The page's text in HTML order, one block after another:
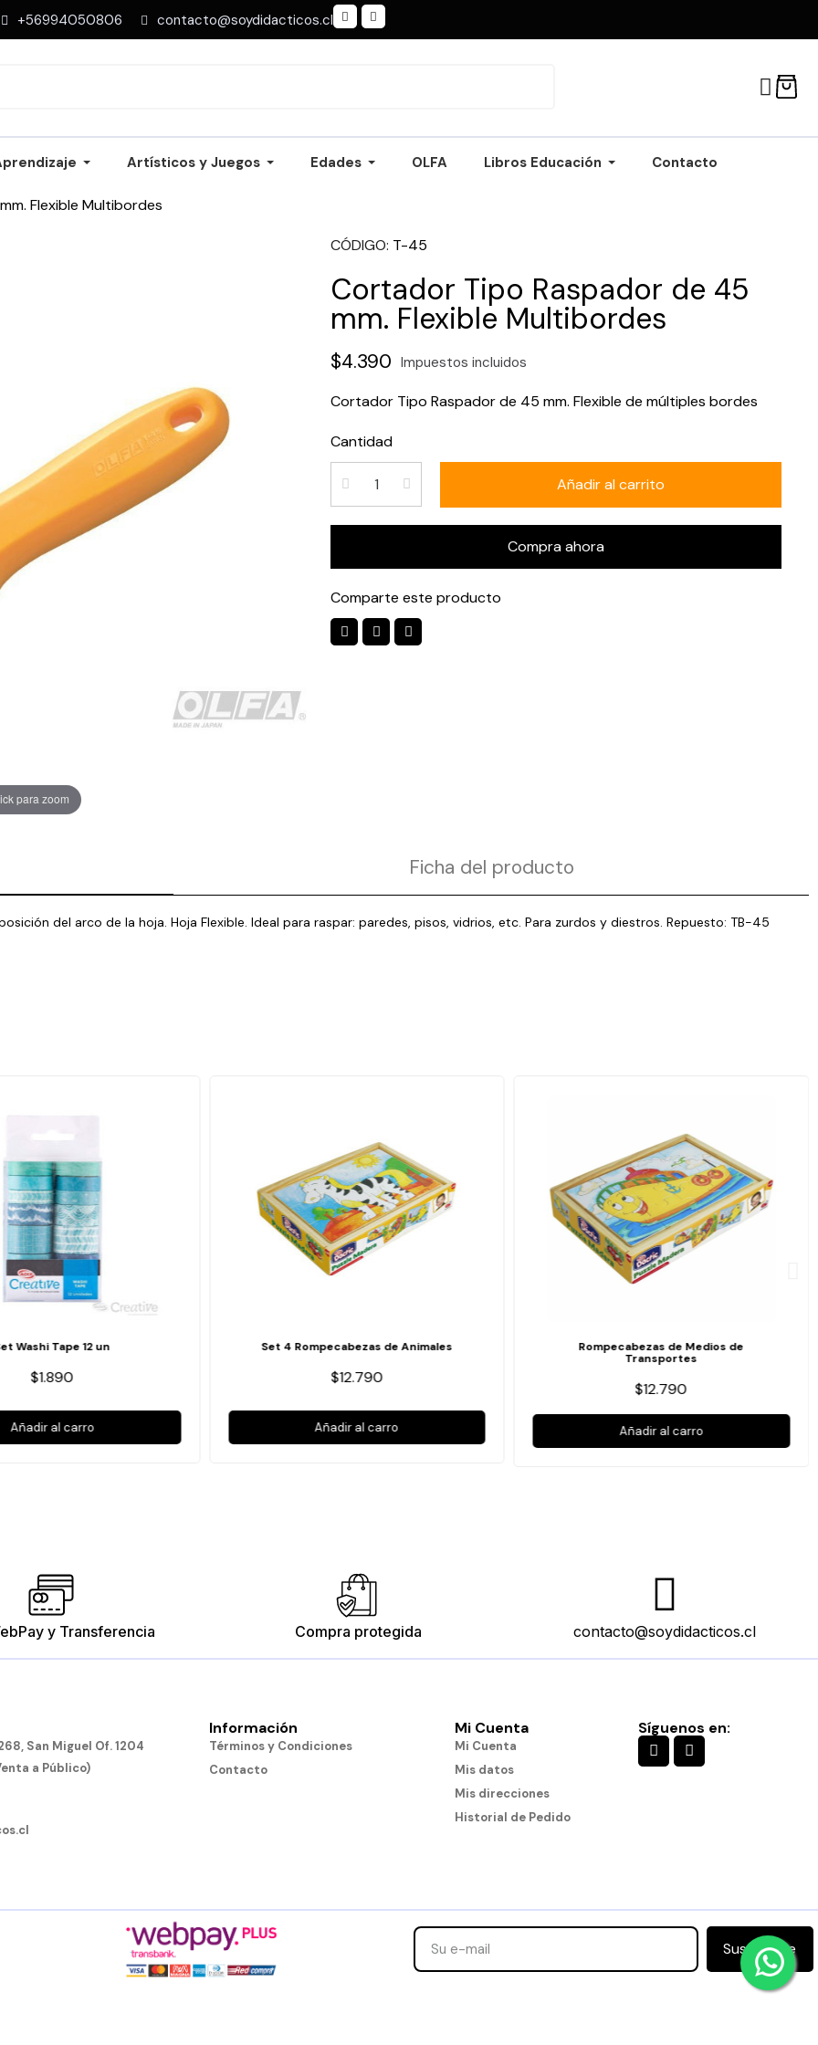
+56994050806 contacto@soydidacticos.cl
Artísticos y Juegos Edades OLFA Libros Educación Contacto
Flexible Multibordes
para zoom
CÓDIGO T-45
Cortador Tipo Raspador de 45
mm. Flexible Multibordes
$4.390 Impuestos incluidos
Cortador Tipo Raspador de 45 mm. Flexible de múltiples bordes
Cantidad
Añadir al carrito
Compra ahora
Comparte este producto
Ficha del producto
del arco de la hoja. Hoja Flexible. Ideal para raspar: paredes, pisos, vidrios, etc. Para zurdos y diestros. Repuesto: TB-45
Washi Tape 12 un
$1.890
Añadir al carro
Set 4 Rompecabezas de Animales
$12.790
Añadir al carro
Rompecabezas de Medios de
Transportes
$12.790
Añadir al carro
y Transferencia Compra protegida contacto@soydidacticos.cl
San Miguel Of. 1204
a Público)
Información
Términos y Condiciones
Contacto
Mi Cuenta
Mi Cuenta
Mis datos
Mis direcciones
Historial de Pedido
Síguenos en:
Suscribirse